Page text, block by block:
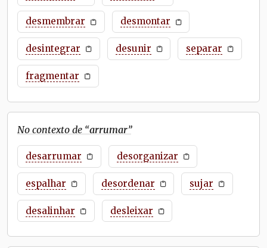
desmembrar desmontar
desintegrar desunir separar
fragmentar
No contexto de “arrumar”
desarrumar desorganizar
espalhar desordenar sujar
desalinhar desleixar